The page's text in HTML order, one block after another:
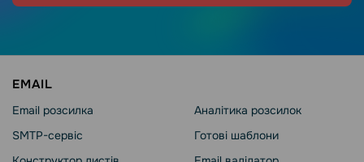
EMAIL
Email розсилка
SMTP-сервіс
Аналітика розсилок
Готові шаблони